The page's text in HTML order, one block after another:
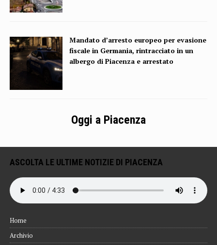
Mandato d’arresto europeo per evasione
fiscale in Germania, rintracciato in un
albergo di Piacenza e arrestato
Oggi a Piacenza
ASCOLTA LE ULTIME NOTIZIE DI PIACENZA
Home
Archivio